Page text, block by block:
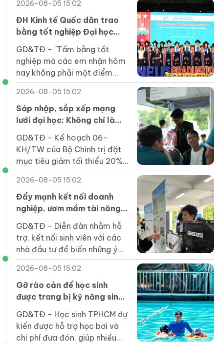
của 31 cơ sở giáo dục đại học
tham gia.
2026-08-05 15:02
ĐH Kinh tế Quốc dân trao
bằng tốt nghiệp Đại học
chính quy khóa 64 Chương
trình Tiên tiến, Chất lượng
cao, POHE và Phân tích kinh
doanh
GD&TĐ - "Tấm bằng tốt
nghiệp mà các em nhận hôm
nay không phải một điểm
dừng mà là tấm vé để các
em bước vào một sân chơi
rộng lớn hơn".
2026-08-05 15:02
Sáp nhập, sắp xếp mạng
lưới đại học: Không chỉ là
phép cộng cơ học
GD&TĐ - Kế hoạch 06-
KH/TW của Bộ Chính trị đặt
mục tiêu giảm tối thiểu 20%
đầu mối cơ sở giáo dục đại
học công lập trước ngày
1/4/2027.
2026-08-05 15:02
Đẩy mạnh kết nối doanh
nghiệp, ươm mầm tài năng
khởi nghiệp của sinh viên
GD&TĐ - Diễn đàn nhằm hỗ
trợ, kết nối sinh viên với các
nhà đầu tư để biến những ý
tưởng đổi mới sáng tạo thành
sản phẩm thiết thực cho xã
hội.
2026-08-05 15:02
Gỡ rào cản để học sinh
được trang bị kỹ năng sinh
GD&TĐ - Học sinh TPHCM dự
kiến được hỗ trợ học bơi và
chi phí đưa đón, giúp nhiều